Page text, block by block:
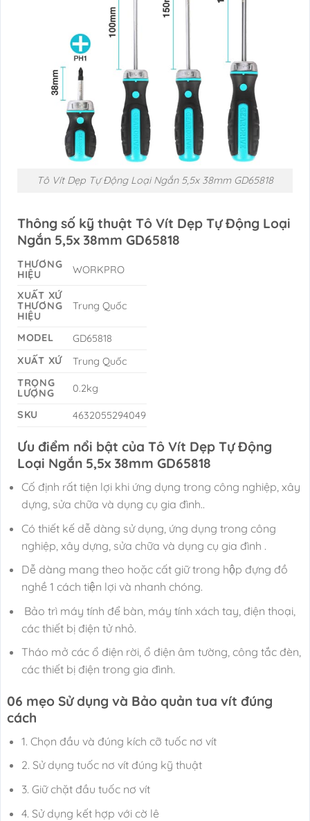
Tô Vít Dẹp Tự Động Loại Ngắn 5,5x 38mm GD65818
Thông số kỹ thuật Tô Vít Dẹp Tự Động Loại
Ngắn 5,5x 38mm GD65818
THƯƠNG
HIỆU
WORKPRO
XUẤT XỨ
THƯƠNG
HIỆU
Trung Quốc
MODEL
GD65818
XUẤT XỨ
Trung Quốc
TRỌNG
LƯỢNG
0.2kg
SKU 4632055294049
Ưu điểm nổi bật của Tô Vít Dẹp Tự Động
Loại Ngắn 5,5x 38mm GD65818
Cố định rất tiện lợi khi ứng dụng trong công nghiệp, xây
dựng, sửa chữa và dụng cụ gia đình..
Có thiết kế dễ dàng sử dụng, ứng dụng trong công
nghiệp, xây dựng, sửa chữa và dụng cụ gia đình .
Dễ dàng mang theo hoặc cất giữ trong hộp đựng đồ
nghề 1 cách tiện lợi và nhanh chóng.
Bảo trì máy tính để bàn, máy tính xách tay, điện thoại,
các thiết bị điện tử nhỏ.
Tháo mở các ổ điện rời, ổ điện âm tường, công tắc đèn,
các thiết bị điện trong gia đình.
06 mẹo Sử dụng và Bảo quản tua vít đúng
cách
1. Chọn đầu và đúng kích cỡ tuốc nơ vít
2. Sử dụng tuốc nơ vít đúng kỹ thuật
3. Giữ chặt đầu tuốc nơ vít
4. Sử dụng kết hợp với cờ lê